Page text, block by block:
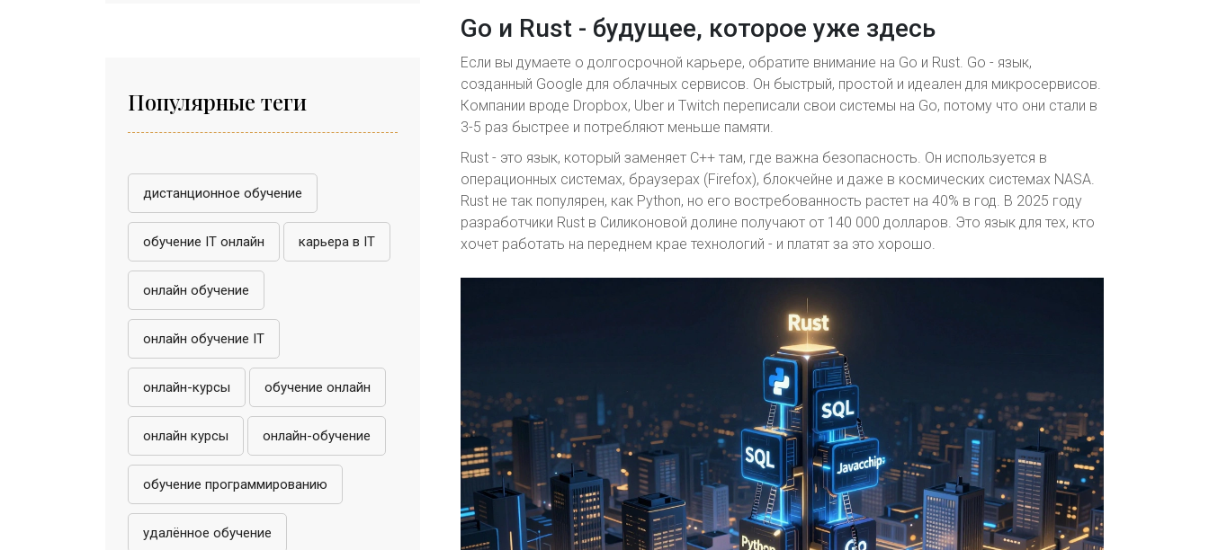
Популярные теги
дистанционное обучение
обучение IT онлайн карьера в IT
онлайн обучение
онлайн обучение IT
онлайн-курсы обучение онлайн
онлайн курсы онлайн-обучение
обучение программированию
удалённое обучение
Go и Rust - будущее, которое уже здесь
Если вы думаете о долгосрочной карьере, обратите внимание на Go и Rust. Go - язык,
созданный Google для облачных сервисов. Он быстрый, простой и идеален для микросервисов.
Компании вроде Dropbox, Uber и Twitch переписали свои системы на Go, потому что они стали в
3-5 раз быстрее и потребляют меньше памяти.
Rust - это язык, который заменяет C++ там, где важна безопасность. Он используется в
операционных системах, браузерах (Firefox), блокчейне и даже в космических системах NASA.
Rust не так популярен, как Python, но его востребованность растет на 40% в год. В 2025 году
разработчики Rust в Силиконовой долине получают от 140 000 долларов. Это язык для тех, кто
хочет работать на переднем крае технологий - и платят за это хорошо.